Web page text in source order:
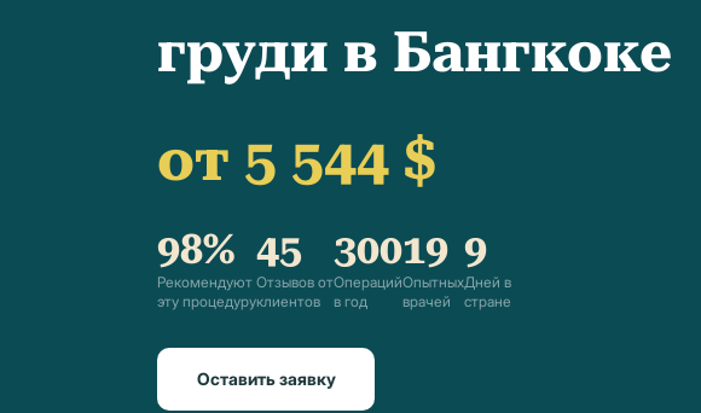
груди в Бангкоке
от 5 544 $
98%
Рекомендуют
эту процедуру
45
Отзывов от
клиентов
300
Операций
в год
19
Опытных
врачей
9
Дней в
стране
Оставить заявку